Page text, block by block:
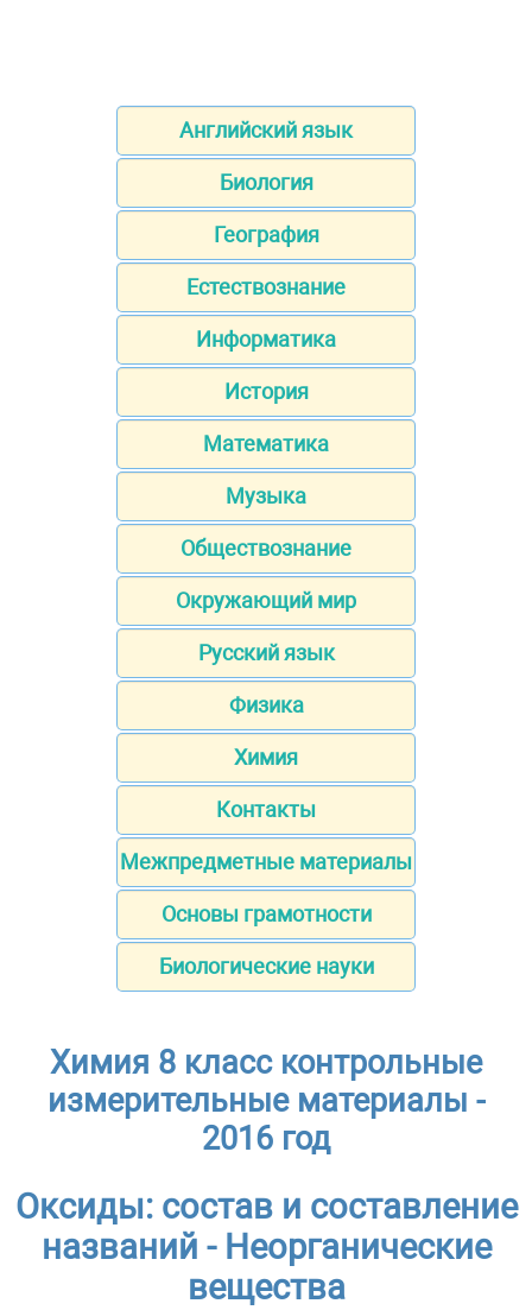
Английский язык
Биология
География
Естествознание
Информатика
История
Математика
Музыка
Обществознание
Окружающий мир
Русский язык
Физика
Химия
Контакты
Межпредметные материалы
Основы грамотности
Биологические науки
Химия 8 класс контрольные
измерительные материалы -
2016 год
Оксиды: состав и составление
названий - Неорганические
вещества